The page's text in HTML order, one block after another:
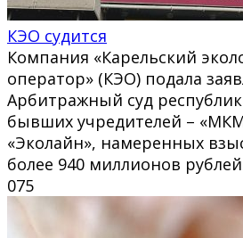
КЭО судится
Компания «Карельский
оператор» (КЭО) подала
Арбитражный суд
бывших учредителей –
«Эколайн», намеренных
более 940 миллионов
075